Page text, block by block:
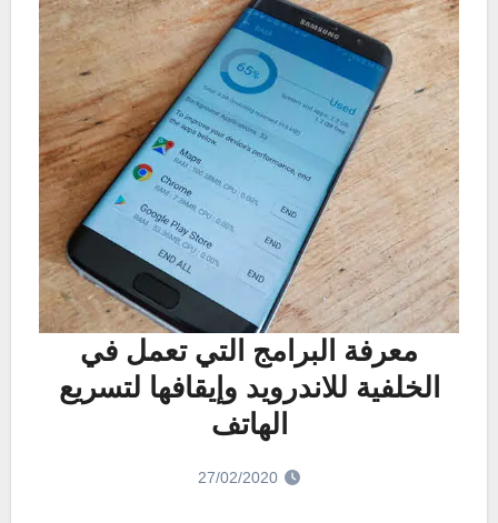
معرفة البرامج التي تعمل في
الخلفية للاندرويد وإيقافها لتسريع
الهاتف
27/02/2020